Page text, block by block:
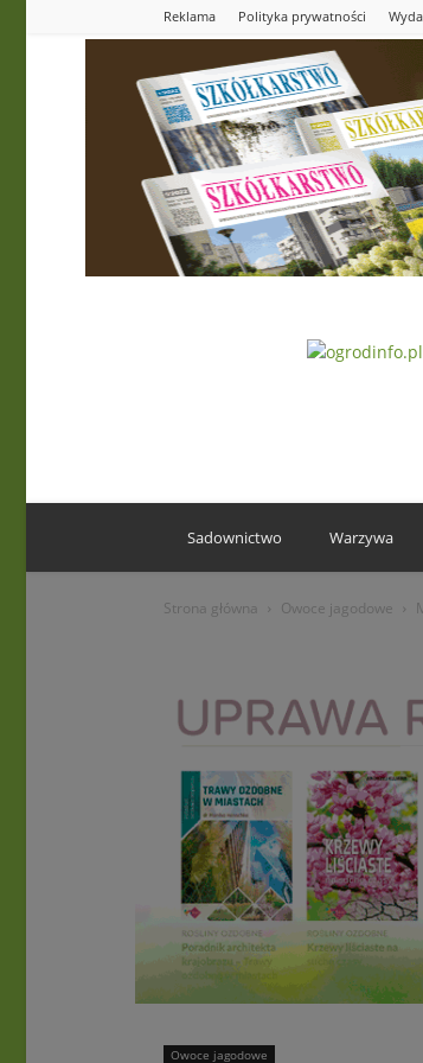
Reklama Polityka prywatności
Sadownictwo Warzywa
Strona główna Owoce jagodowe
Owoce jagodowe